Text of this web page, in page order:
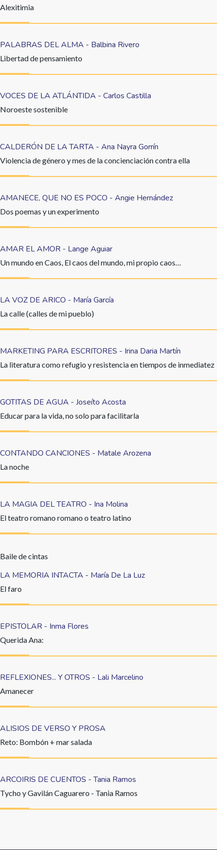
Alexitimia
PALABRAS DEL ALMA - Balbina Rivero
Libertad de pensamiento
VOCES DE LA ATLÁNTIDA - Carlos Castilla
Noroeste sostenible
CALDERÓN DE LA TARTA - Ana Nayra Gorrín
Violencia de género y mes de la concienciación contra ella
AMANECE, QUE NO ES POCO - Angie Hernández
Dos poemas y un experimento
AMAR EL AMOR - Lange Aguiar
Un mundo en Caos, El caos del mundo, mi propio caos…
LA VOZ DE ARICO - María García
La calle (calles de mi pueblo)
MARKETING PARA ESCRITORES - Irina Daria Martín
La literatura como refugio y resistencia en tiempos de inmediatez
GOTITAS DE AGUA - Joseíto Acosta
Educar para la vida, no solo para facilitarla
CONTANDO CANCIONES - Matale Arozena
La noche
LA MAGIA DEL TEATRO - Ina Molina
El teatro romano romano o teatro latino
Baile de cintas
LA MEMORIA INTACTA - María De La Luz
El faro
EPISTOLAR - Inma Flores
Querida Ana:
REFLEXIONES... Y OTROS - Lali Marcelino
Amanecer
ALISIOS DE VERSO Y PROSA
Reto: Bombón + mar salada
ARCOIRIS DE CUENTOS - Tania Ramos
Tycho y Gavilán Caguarero - Tania Ramos